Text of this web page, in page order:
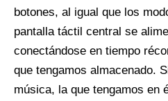
botones, al igual que los
pantalla táctil central se
conectándose en tiempo
que tengamos almacenado.
música, la que tengamos en